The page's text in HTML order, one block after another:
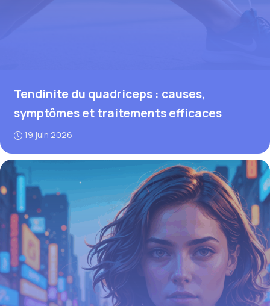
Tendinite du quadriceps : causes,
symptômes et traitements efficaces
19 juin 2026